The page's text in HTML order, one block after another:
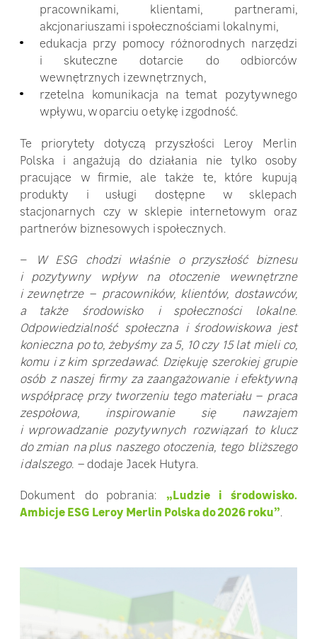
pracownikami, klientami, partnerami,
akcjonariuszami i społecznościami lokalnymi,
edukacja przy pomocy różnorodnych narzędzi
i skuteczne dotarcie do odbiorców
wewnętrznych i zewnętrznych,
rzetelna komunikacja na temat pozytywnego
wpływu, w oparciu o etykę i zgodność.
Te priorytety dotyczą przyszłości Leroy Merlin
Polska i angażują do działania nie tylko osoby
pracujące w firmie, ale także te, które kupują
produkty i usługi dostępne w sklepach
stacjonarnych czy w sklepie internetowym oraz
partnerów biznesowych i społecznych.
–
W ESG chodzi właśnie o przyszłość biznesu
i pozytywny wpływ na otoczenie wewnętrzne
i zewnętrze – pracowników, klientów, dostawców,
a także środowisko i społeczności lokalne.
Odpowiedzialność społeczna i środowiskowa jest
konieczna po to, żebyśmy za 5, 10 czy 15 lat mieli co,
komu i z kim sprzedawać. Dziękuję szerokiej grupie
osób z naszej firmy za zaangażowanie i efektywną
współpracę przy tworzeniu tego materiału – praca
zespołowa, inspirowanie się nawzajem
i wprowadzanie pozytywnych rozwiązań to klucz
do zmian na plus naszego otoczenia, tego bliższego
i dalszego. –dodaje Jacek Hutyra.
Dokument do pobrania: „Ludzie i środowisko.
Ambicje ESG Leroy Merlin Polska do 2026 roku”.